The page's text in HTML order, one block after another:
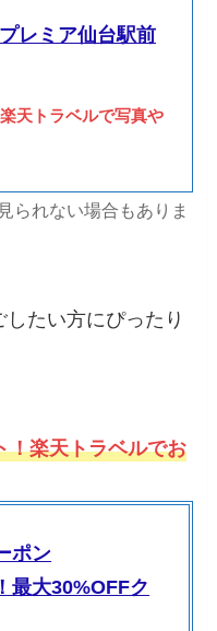
レミア仙台駅前
天トラベルで写真や
られない場合もありま
たい方にぴったり
楽天トラベルでお
ポン
最大30%OFFク